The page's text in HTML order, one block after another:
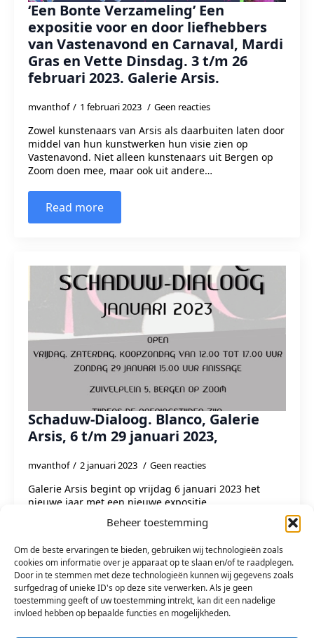
Beheer toestemming
Om de beste ervaringen te bieden, gebruiken wij technologieën zoals
cookies om informatie over je apparaat op te slaan en/of te raadplegen.
Door in te stemmen met deze technologieën kunnen wij gegevens zoals
surfgedrag of unieke ID's op deze site verwerken. Als je geen
toestemming geeft of uw toestemming intrekt, kan dit een nadelige
invloed hebben op bepaalde functies en mogelijkheden.
‘Een Bonte Verzameling’ Een
expositie voor en door liefhebbers
van Vastenavond en Carnaval, Mardi
Gras en Vette Dinsdag. 3 t/m 26
februari 2023. Galerie Arsis.
mvanthof 1 februari 2023 Geen reacties
Zowel kunstenaars van Arsis als daarbuiten laten door
middel van hun kunstwerken hun visie zien op
Vastenavond. Niet alleen kunstenaars uit Bergen op
Zoom doen mee, maar ook uit andere…
Read more
Schaduw-Dialoog. Blanco, Galerie
Arsis, 6 t/m 29 januari 2023,
mvanthof 2 januari 2023 Geen reacties
Galerie Arsis begint op vrijdag 6 januari 2023 het
nieuwe jaar met een nieuwe expositie
‘Schaduwdialoog’. Een expositie van kunstenaars
verenigd in het project Blanco.Blanco bestaat al sinds
Read more